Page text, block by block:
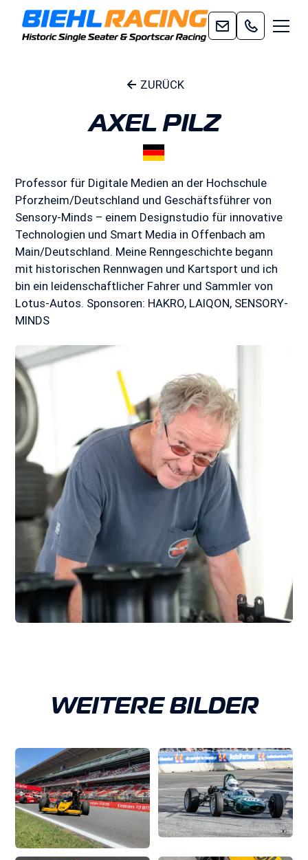
ZURÜCK
AXEL PILZ
Professor für Digitale Medien an der Hochschule
Pforzheim/Deutschland und Geschäftsführer von
Sensory-Minds – einem Designstudio für innovative
Technologien und Smart Media in Offenbach am
Main/Deutschland. Meine Renngeschichte begann
mit historischen Rennwagen und Kartsport und ich
bin ein leidenschaftlicher Fahrer und Sammler von
Lotus-Autos. Sponsoren: HAKRO, LAIQON, SENSORY-
MINDS
WEITERE BILDER